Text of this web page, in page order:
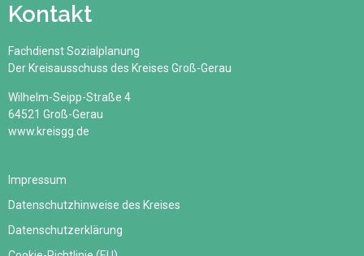
Kontakt
Fachdienst Sozialplanung
Der Kreisausschuss des Kreises Groß-Gerau
Wilhelm-Seipp-Straße 4
64521 Groß-Gerau
www.kreisgg.de
Impressum
Datenschutzhinweise des Kreises
Datenschutzerklärung